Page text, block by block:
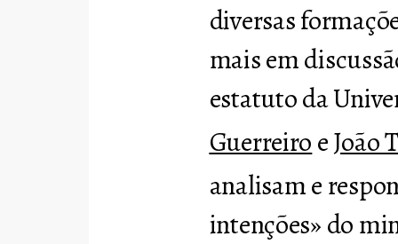
diversas
mais em
estatuto da
Guerreiro eJoão
analisam e
intenções» do